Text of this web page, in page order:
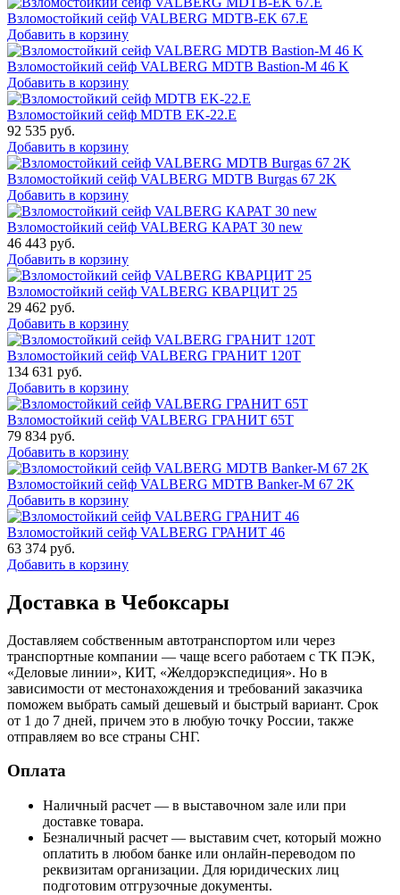
Взломостойкий сейф VALBERG MDTB-EK 67.E
Добавить в корзину
Взломостойкий сейф VALBERG MDTB Bastion-M 46 K
Добавить в корзину
Взломостойкий сейф MDTB EK-22.E
92 535 руб.
Добавить в корзину
Взломостойкий сейф VALBERG MDTB Burgas 67 2K
Добавить в корзину
Взломостойкий сейф VALBERG КАРАТ 30 new
46 443 руб.
Добавить в корзину
Взломостойкий сейф VALBERG КВАРЦИТ 25
29 462 руб.
Добавить в корзину
Взломостойкий сейф VALBERG ГРАНИТ 120Т
134 631 руб.
Добавить в корзину
Взломостойкий сейф VALBERG ГРАНИТ 65Т
79 834 руб.
Добавить в корзину
Взломостойкий сейф VALBERG MDTB Banker-M 67 2K
Добавить в корзину
Взломостойкий сейф VALBERG ГРАНИТ 46
63 374 руб.
Добавить в корзину
Доставка в Чебоксары
Доставляем собственным автотранспортом или через
транспортные компании — чаще всего работаем с ТК ПЭК,
«Деловые линии», КИТ, «Желдорэкспедиция». Но в
зависимости от местонахождения и требований заказчика
поможем выбрать самый дешевый и быстрый вариант. Срок
от 1 до 7 дней, причем это в любую точку России, также
отправляем во все страны СНГ.
Оплата
Наличный расчет — в выставочном зале или при
доставке товара.
Безналичный расчет — выставим счет, который можно
оплатить в любом банке или онлайн-переводом по
реквизитам организации. Для юридических лиц
подготовим отгрузочные документы.